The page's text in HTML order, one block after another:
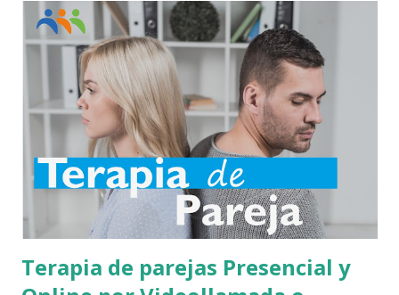
lograr los resultados esperados. La orientación vocacional
ayuda a poder optar por una carrera profesional, sea superior
o técnica, identificando las fortalezas y debilidades personales,
así como los intereses, motivaciones y expectativas, de modo
que se realizar un estudio completo de la persona para lograr
el equilibrio entre las habilidades personales del estudiante y
las posibles elecciones profesionales. Existe ...
Terapia de parejas Presencial y